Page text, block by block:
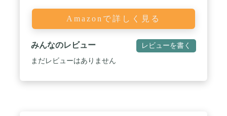
Amazonで詳しく見る
みんなのレビュー レビューを書く
まだレビューはありません